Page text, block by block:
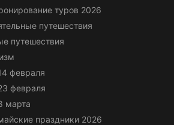
туров 2026
путешествия
путешествия
февраля
февраля
марта
праздники 2026